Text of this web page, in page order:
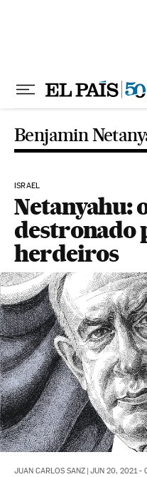
Benjamin
ISRAEL
Netanyahu:
destronado
herdeiros
JUAN CARLOS SANZ JUN 20, 2021 -